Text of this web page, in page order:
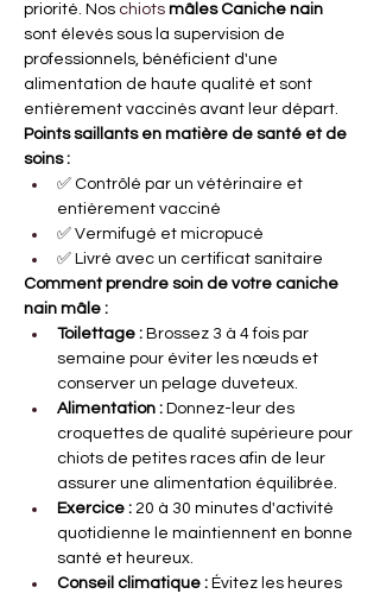
priorité. Nos chiots mâles Caniche nain
sont élevés sous la supervision de
professionnels, bénéficient d'une
alimentation de haute qualité et sont
entièrement vaccinés avant leur départ.
Points saillants en matière de santé et de
soins :
✅ Contrôlé par un vétérinaire et
entièrement vacciné
✅ Vermifugé et micropucé
✅ Livré avec un certificat sanitaire
Comment prendre soin de votre caniche
nain mâle :
Toilettage : Brossez 3 à 4 fois par
semaine pour éviter les nœuds et
conserver un pelage duveteux.
Alimentation : Donnez-leur des
croquettes de qualité supérieure pour
chiots de petites races afin de leur
assurer une alimentation équilibrée.
Exercice : 20 à 30 minutes d'activité
quotidienne le maintiennent en bonne
santé et heureux.
Conseil climatique : Évitez les heures